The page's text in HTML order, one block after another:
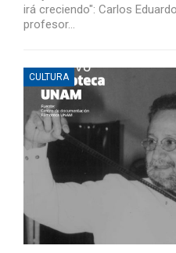
irá creciendo": Carlos
profesor…
CULTURA